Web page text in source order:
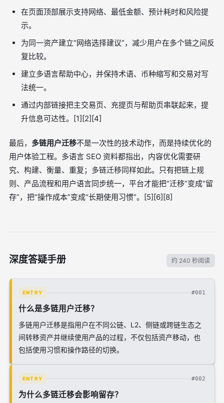
在页面顶部展示支持网络、最低金额、预计耗时和风险提
示。
为同一资产建立“网络选择建议”，减少用户在多个链之间反
复比较。
建立多语言帮助中心，并保持术语、币种缩写和交易对写
法统一。
通过内部链接把主交易页、充提页与帮助页串联起来，提
升信息可达性。[1][2][4]
最后， 多链用户迁移不是一次性的技术动作，而是持续优化的
用户体验工程。多语言 SEO 资料都指出，内容优化需要研
究、构建、衡量、重复；多链迁移同样如此。只有把链上规
则、产品流程和用户语言同步统一，平台才能把“迁移”变成“留
存”，把“操作成本”变成“长期使用习惯”。[5][6][8]
深度答疑手册 约 240 秒阅读
ENTRY #001
什么是多链用户迁移？
多链用户迁移是指用户在不同公链、L2、侧链或跨链生态之
间转移资产并继续使用产品的过程，不仅包括资产移动，也
包括使用习惯和操作路径的切换。
ENTRY #002
为什么多链迁移会影响留存？